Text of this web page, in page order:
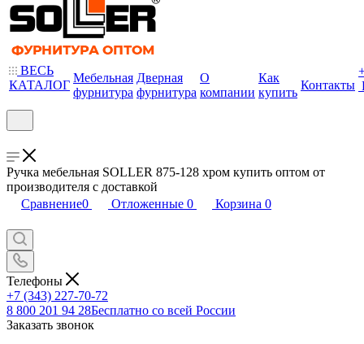
ВЕСЬ
КАТАЛОГ
Мебельная
фурнитура
Дверная
фурнитура
О
компании
Как
купить
Контакты
Ручка мебельная SOLLER 875-128 хром купить оптом от
производителя с доставкой
Сравнение0 Отложенные 0 Корзина 0
Телефоны
+7 (343) 227-70-72
8 800 201 94 28Бесплатно со всей России
Заказать звонок